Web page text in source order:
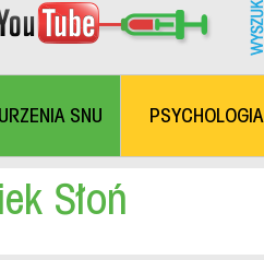
SNU PSYCHOLOGIA
Słoń